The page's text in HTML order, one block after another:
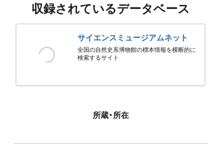
収録されているデータベース
サイエンスミュージアムネット
全国の自然史系博物館の標本情報を横断的に
検索するサイト
所蔵・所在